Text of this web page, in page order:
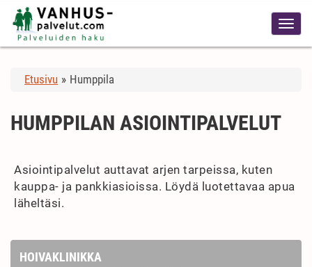
Etusivu » Humppila
HUMPPILAN ASIOINTIPALVELUT
Asiointipalvelut auttavat arjen tarpeissa, kuten
kauppa- ja pankkiasioissa. Löydä luotettavaa apua
läheltäsi.
HOIVAKLINIKKA